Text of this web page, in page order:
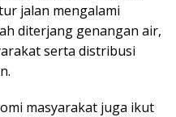
jalan mengalami
diterjang genangan air,
serta distribusi
masyarakat juga ikut